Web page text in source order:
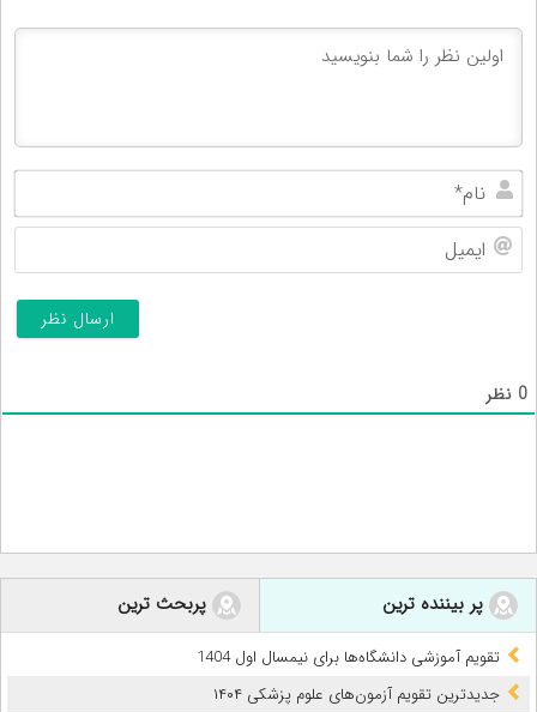
0 نظر
پر بیننده ترین پربحث ترین
تقویم آموزشی دانشگاه‌ها برای نیمسال اول 1404
جدیدترین تقویم آزمون‌های علوم پزشکی ۱۴۰۴